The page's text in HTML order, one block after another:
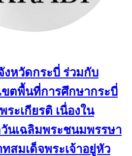
งหวัดกระบี่ ร่วมกับ
ขตพื้นที่การศึกษากระบี่
ะเกียรติ เนื่องใน
นเฉลิมพระชนมพรรษา
สมเด็จพระเจ้าอยู่หัว